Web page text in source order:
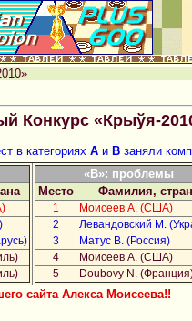
Конкурс «Крыўя-
в категорияхA и B заняли
«B»: проблемы
Место
Фамилия,
1
Моисеев А. (США)
2
Левандовский М.
3
Матус В. (Россия)
4
Моисеев А. (США)
5
Doubovy N.
сайта Алекса Моисеева!!